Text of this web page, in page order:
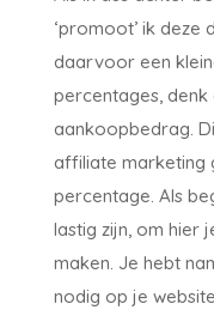
‘promoot’ ik deze
daarvoor een
percentages, denk
aankoopbedrag.
affiliate marketing
percentage. Als
lastig zijn, om hier
maken. Je hebt
nodig op je